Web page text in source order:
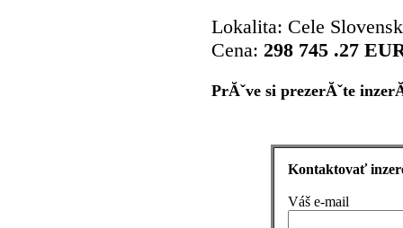
Lokalita: Cele
Cena: 298 745 .27
PrĂˇve si prezerĂˇte
Kontaktovať
Váš e-mail